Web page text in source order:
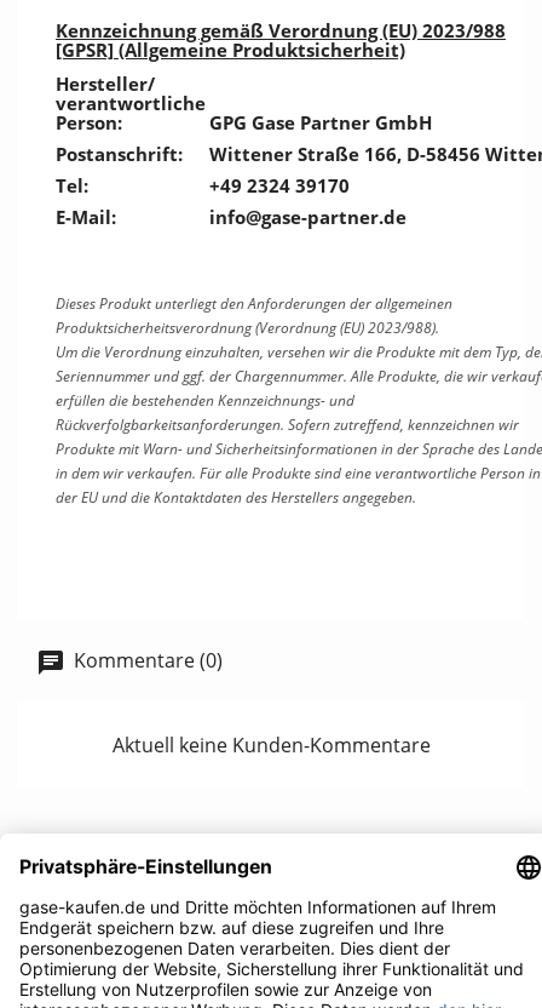
Kennzeichnung gemäß Verordnung (EU) 2023/988
[GPSR] (Allgemeine Produktsicherheit)
Hersteller/
verantwortliche
Person:
GPG Gase Partner GmbH
Postanschrift:
Wittener Straße 166, D-58456
Tel:
+49 2324 39170
E-Mail:
info@gase-partner.de
Dieses Produkt unterliegt den Anforderungen der allgemeinen
Produktsicherheitsverordnung (Verordnung (EU) 2023/988).
Um die Verordnung einzuhalten, versehen wir die Produkte mit dem Typ,
Seriennummer und ggf. der Chargennummer. Alle Produkte, die wir
erfüllen die bestehenden Kennzeichnungs- und
Rückverfolgbarkeitsanforderungen. Sofern zutreffend, kennzeichnen wir
Produkte mit Warn- und Sicherheitsinformationen in der Sprache des
in dem wir verkaufen. Für alle Produkte sind eine verantwortliche Person in
der EU und die Kontaktdaten des Herstellers angegeben.
Kommentare (0)
Aktuell keine Kunden-Kommentare
UNTERNEHMEN 
RECHTLICHES 